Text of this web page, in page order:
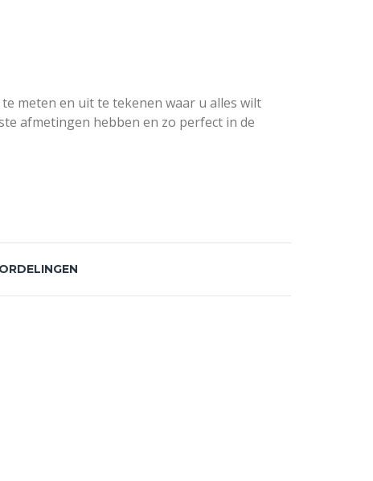
meten en uit te tekenen waar u alles wilt
afmetingen hebben en zo perfect in de